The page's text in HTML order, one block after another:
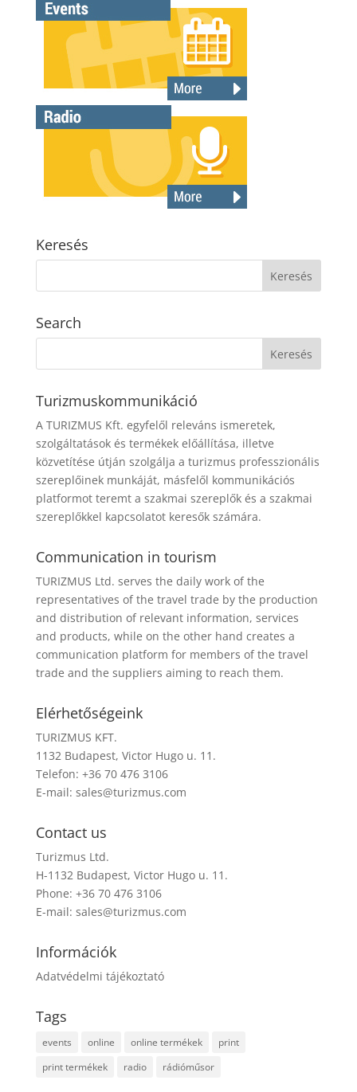
Keresés
Search
Turizmuskommunikáció
A TURIZMUS Kft. egyfelől releváns ismeretek,
szolgáltatások és termékek előállítása, illetve
közvetítése útján szolgálja a turizmus professzionális
szereplőinek munkáját, másfelől kommunikációs
platformot teremt a szakmai szereplők és a szakmai
szereplőkkel kapcsolatot keresők számára.
Communication in tourism
TURIZMUS Ltd. serves the daily work of the
representatives of the travel trade by the production
and distribution of relevant information, services
and products, while on the other hand creates a
communication platform for members of the travel
trade and the suppliers aiming to reach them.
Elérhetőségeink
TURIZMUS KFT.
1132 Budapest, Victor Hugo u. 11.
Telefon: +36 70 476 3106
E-mail: sales@turizmus.com
Contact us
Turizmus Ltd.
H-1132 Budapest, Victor Hugo u. 11.
Phone: +36 70 476 3106
E-mail: sales@turizmus.com
Információk
Adatvédelmi tájékoztató
Tags
events online online termékek
print
print termékek
radio rádióműsor